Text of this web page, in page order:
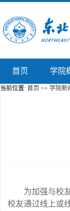
首页 学院
当前位置: 首页 >> 学院新
为加强与校
校友通过线上或